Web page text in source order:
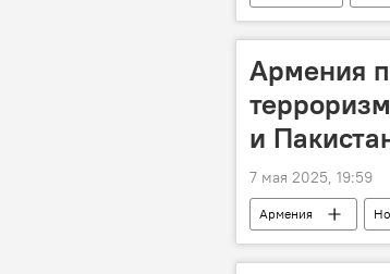
Армения
и
7 мая 2025, 19:59
Армения
Пакистан